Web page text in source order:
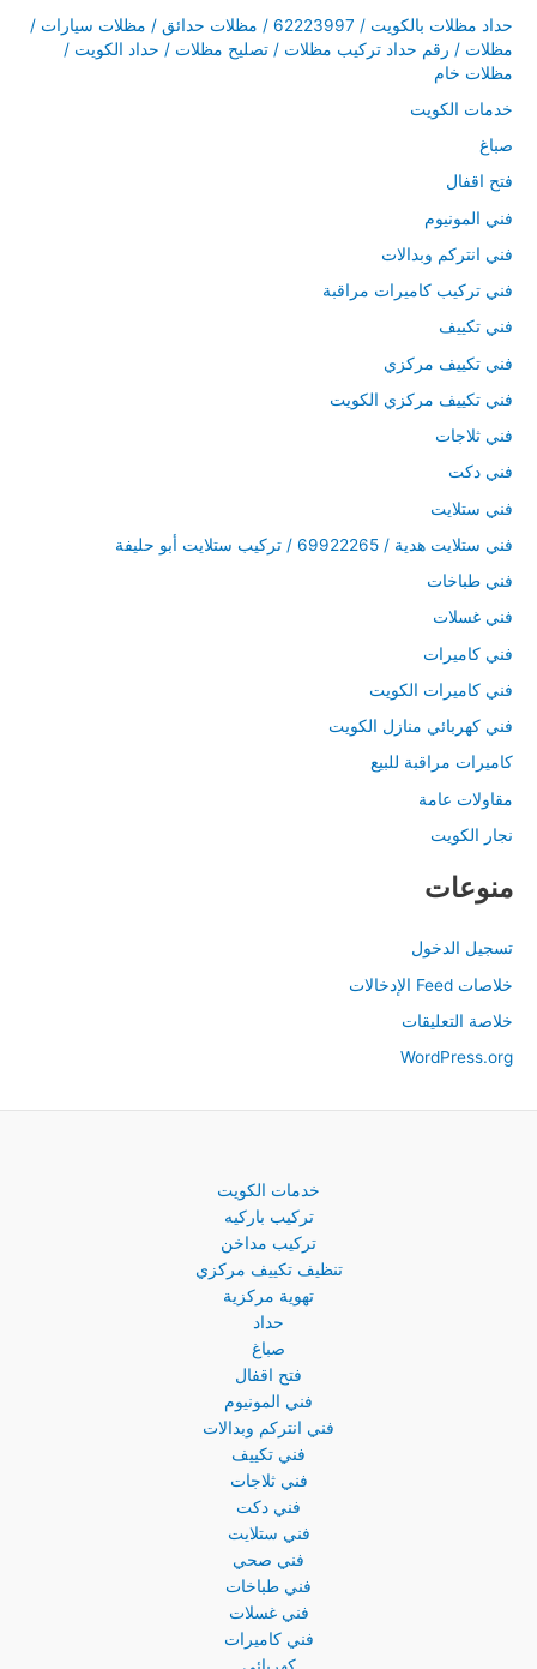
حداد مظلات بالكويت / 62223997 / مظلات حدائق / مظلات سيارات /
مظلات / رقم حداد تركيب مظلات / تصليح مظلات / حداد الكويت /
مظلات خام
خدمات الكويت
صباغ
فتح اقفال
فني المونيوم
فني انتركم وبدالات
فني تركيب كاميرات مراقبة
فني تكييف
فني تكييف مركزي
فني تكييف مركزي الكويت
فني ثلاجات
فني دكت
فني ستلايت
فني ستلايت هدية / 69922265 / تركيب ستلايت أبو حليفة
فني طباخات
فني غسلات
فني كاميرات
فني كاميرات الكويت
فني كهربائي منازل الكويت
كاميرات مراقبة للبيع
مقاولات عامة
نجار الكويت
منوعات
تسجيل الدخول
خلاصات Feed الإدخالات
خلاصة التعليقات
WordPress.org
خدمات الكويت
تركيب باركيه
تركيب مداخن
تنظيف تكييف مركزي
تهوية مركزية
حداد
صباغ
فتح اقفال
فني المونيوم
فني انتركم وبدالات
فني تكييف
فني ثلاجات
فني دكت
فني ستلايت
فني صحي
فني طباخات
فني غسلات
فني كاميرات